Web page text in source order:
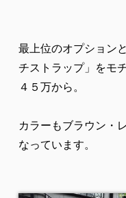
最上位のオプション
チストラップ」をモ
４５万から。
カラーもブラウン・
なっています。